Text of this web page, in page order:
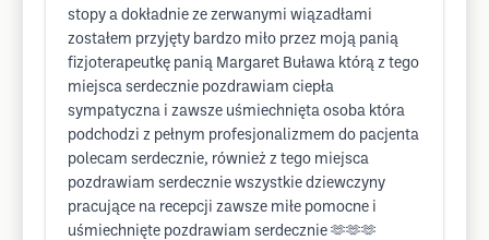
stopy a dokładnie ze zerwanymi wiązadłami
zostałem przyjęty bardzo miło przez moją panią
fizjoterapeutkę panią Margaret Buława którą z tego
miejsca serdecznie pozdrawiam ciepła
sympatyczna i zawsze uśmiechnięta osoba która
podchodzi z pełnym profesjonalizmem do pacjenta
polecam serdecznie, również z tego miejsca
pozdrawiam serdecznie wszystkie dziewczyny
pracujące na recepcji zawsze miłe pomocne i
uśmiechnięte pozdrawiam serdecznie 🫶🫶🫶